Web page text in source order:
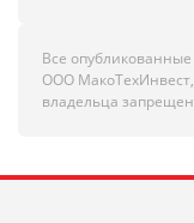
Все
ООО
владельца